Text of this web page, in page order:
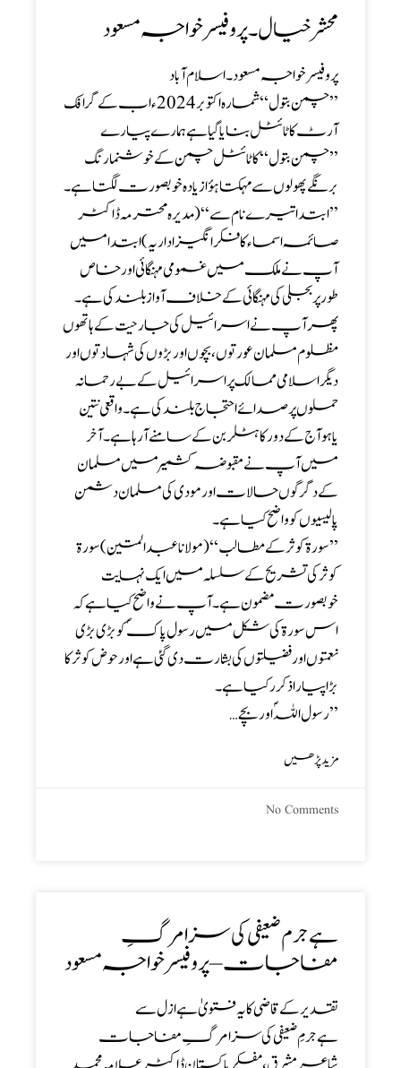
محشر خیال ۔ پروفیسر خواجہ مسعود
پروفیسر خواجہ مسعود ۔اسلام آباد
’’ چمن بتول‘‘ شمارہ اکتوبر2024 ء اب کے گرافک
آرٹ کا ٹائٹل بنایا گیا ہے ہمارے پیارے
’’ چمن بتول‘‘ کا ٹائٹل چمن کے خوشنما رنگ
برنگے پھولوں سے مہکتا ہؤازیادہ خوبصورت لگتا ہے ۔
’’ابتدا تیرے نام سے ‘‘(مدیرہ محترمہ ڈاکٹر
صائمہ اسما ء کا فکر انگیز اداریہ ) ابتدا میں
آپ نے ملک میں عمومی مہنگائی اور خاص
طور پر بجلی کی مہنگائی کے خلاف آواز بلند کی ہے ۔
پھر آپ نے اسرائیل کی جارحیت کے ہاتھوں
مظلوم مسلمان عورتوں ، بچوں اور بڑوں کی شہادتوں اور
دیگر اسلامی ممالک پر اسرائیل کے بے رحمانہ
حملوں پر صدائے احتجاج بلند کی ہے ۔ واقعی نتین
یاہو آج کے دور کا ہٹلر بن کے سامنے آرہا ہے ۔ آخر
میں آپ نے مقبوضہ کشمیر میں مسلمان
کے دگر گوں حالات اور مودی کی مسلمان دشمن
پالیسیوں کو واضح کیا ہے ۔
’’ سورۃ کوثر کے مطالب‘‘ (مولانا عبد المتین )سورۃ
کوثر کی تشریح کے سلسلہ میں ایک نہایت
خوبصورت مضمون ہے۔ آپ نے واضح کیا ہے کہ
اس سورۃ کی شکل میں رسول پاکؐ کو بڑی بڑی
نعمتوں اور فضیلتوں کی بشارت دی گئی ہے اور حوض کوثر کا
بڑا پیارا ذکرر کیا ہے۔
’’رسول اللہ ؐ اور بچے…
مزید پڑھیں
No Comments
ہے جرم ضعیفی کی سزا مرگِ
مفاجات – پروفیسر خواجہ مسعود
تقدیر کے قاضی کا یہ فتویٰ ہے ازل سے
ہے جرمِ ضعیفی کی سزا مرگِ مفاجات